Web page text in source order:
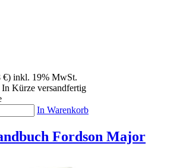
€) inkl. 19% MwSt.
In Kürze versandfertig
In Warenkorb
Fordson Major